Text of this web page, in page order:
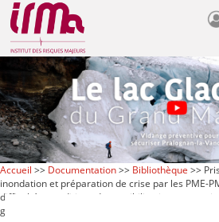
Accueil >> Documentation>> Bibliothèque >>
inondation et préparation de crise par les PME-
difficultés, conditions de sensibilisation avant
généralisable